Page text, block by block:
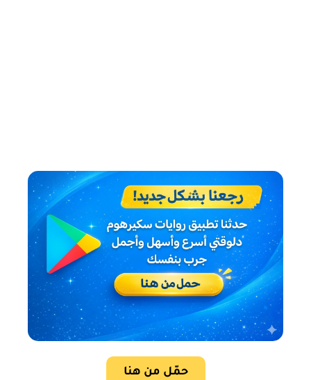
حمّل من هنا